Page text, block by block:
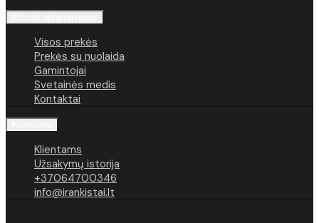
Visos prekės
Prekės su nuolaida
Gamintojai
Svetainės medis
Kontaktai
Klientams
Užsakymų istorija
+37064700346
info@irankistai.lt